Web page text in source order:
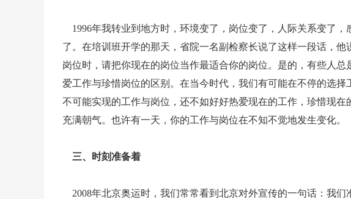
1996年我转业到地方时，环境变了，岗位变了，人际关系变了
了。在培训班开学的那天，省院一名副检察长说了这样一段话，
岗位时，请把你现在的岗位当作最适合你的岗位。是的，有些人
爱工作与珍惜岗位的区别。在当今时代，我们有可能在不停的选
不可能实现的工作与岗位，还不如好好热爱现在的工作，珍惜现
充满朝气。也许有一天，你的工作与岗位在不知不觉地发生变化。
三、时刻准备着
2008年北京奥运时，我们常常看到北京对外宣传的一句话：我